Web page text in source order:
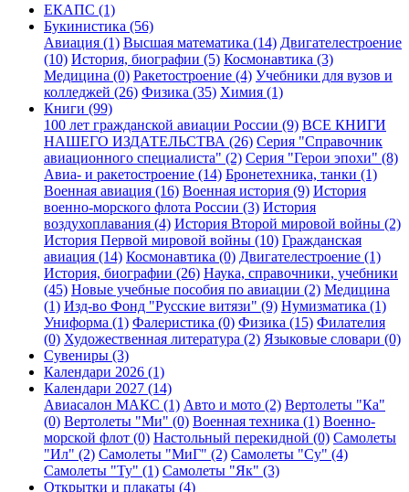
ЕКАПС (1)
Букинистика (56)
Авиация (1) Высшая математика (14) Двигателестроение
(10) История, биографии (5) Космонавтика (3)
Медицина (0) Ракетостроение (4) Учебники для вузов и
колледжей (26) Физика (35) Химия (1)
Книги (99)
100 лет гражданской авиации России (9) ВСЕ КНИГИ
НАШЕГО ИЗДАТЕЛЬСТВА (26) Серия "Справочник
авиационного специалиста" (2) Серия "Герои эпохи" (8)
Авиа- и ракетостроение (14) Бронетехника, танки (1)
Военная авиация (16) Военная история (9) История
военно-морского флота России (3) История
воздухоплавания (4) История Второй мировой войны (2)
История Первой мировой войны (10) Гражданская
авиация (14) Космонавтика (0) Двигателестроение (1)
История, биографии (26) Наука, справочники, учебники
(45) Новые учебные пособия по авиации (2) Медицина
(1) Изд-во Фонд "Русские витязи" (9) Нумизматика (1)
Униформа (1) Фалеристика (0) Физика (15) Филателия
(0) Художественная литература (2) Языковые словари (0)
Сувениры (3)
Календари 2026 (1)
Календари 2027 (14)
Авиасалон МАКС (1) Авто и мото (2) Вертолеты "Ка"
(0) Вертолеты "Ми" (0) Военная техника (1) Военно-
морской флот (0) Настольный перекидной (0) Самолеты
"Ил" (2) Самолеты "МиГ" (2) Самолеты "Су" (4)
Самолеты "Ту" (1) Самолеты "Як" (3)
Открытки и плакаты (4)